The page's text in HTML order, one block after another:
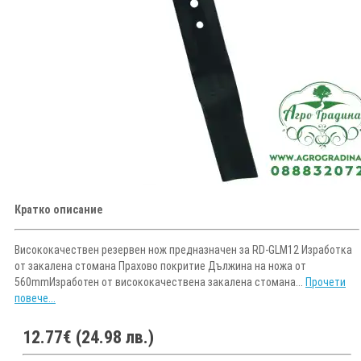
Кратко описание
Висококачествен резервен нож предназначен за RD-GLM12 Изработка
от закалена стомана Прахово покритие Дължина на ножа от
560mmИзработен от висококачествена закалена стомана... Прочети
повече...
12.77€ (24.98 лв.)